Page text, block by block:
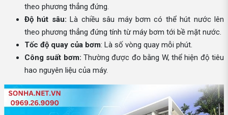
theo phương thẳng đứng.
Độ hút sâu: Là chiều sâu máy bơm có thể hút nước lên
theo phương thẳng đứng tính từ máy bơm tới bề mặt nước.
Tốc độ quay của bơm: Là số vòng quay mỗi phút.
Công suất bơm: Thường được đo bằng W, thể hiện độ tiêu
hao nguyên liệu của máy.